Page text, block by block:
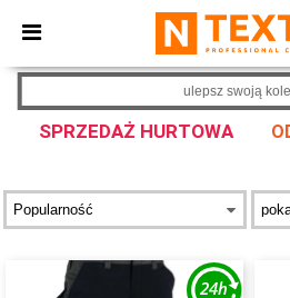
× Aplikacja Ntextil
Lepsze ceny w aplikacji!
SPRZEDAŻ HURTOWA
ulepsz swoją